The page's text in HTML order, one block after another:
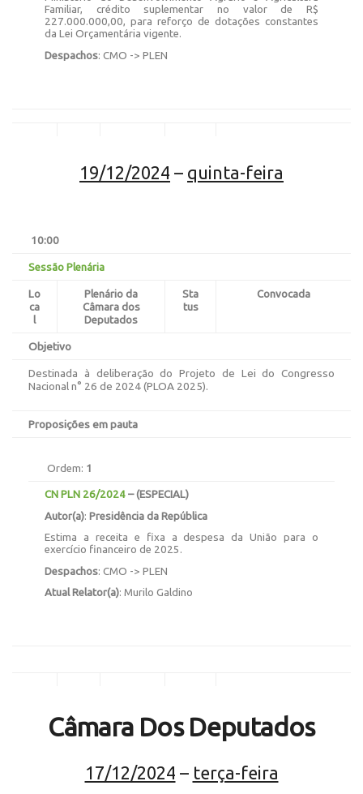
Familiar, crédito suplementar no valor de R$
227.000.000,00, para reforço de dotações constantes
da Lei Orçamentária vigente.
Despachos: CMO -> PLEN
19/12/2024 – quinta-feira
10:00
Sessão Plenária
Lo
ca
l
Plenário da
Câmara dos
Deputados
Sta
tus
Convocada
Objetivo
Destinada à deliberação do Projeto de Lei do Congresso
Nacional n° 26 de 2024 (PLOA 2025).
Proposições em pauta
Ordem: 1
CN PLN 26/2024 –(ESPECIAL)
Autor(a): Presidência da República
Estima a receita e fixa a despesa da União para o
exercício financeiro de 2025.
Despachos: CMO -> PLEN
Atual Relator(a): Murilo Galdino
Câmara Dos Deputados
17/12/2024 – terça-feira